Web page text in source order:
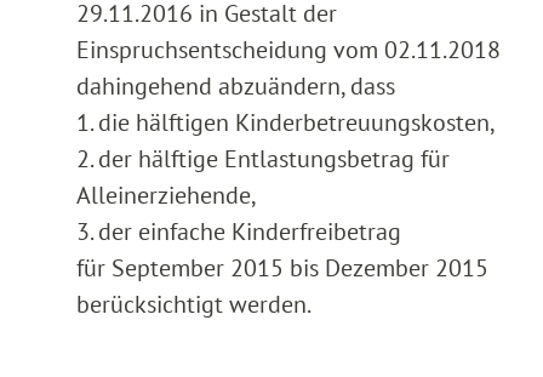
29.11.2016 in Gestalt der
Einspruchsentscheidung vom 02.11.2018
dahingehend abzuändern, dass
1. die hälftigen Kinderbetreuungskosten,
2. der hälftige Entlastungsbetrag für
Alleinerziehende,
3. der einfache Kinderfreibetrag
für September 2015 bis Dezember 2015
berücksichtigt werden.